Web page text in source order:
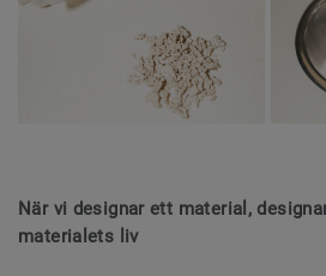
När vi designar ett material,
materialets liv